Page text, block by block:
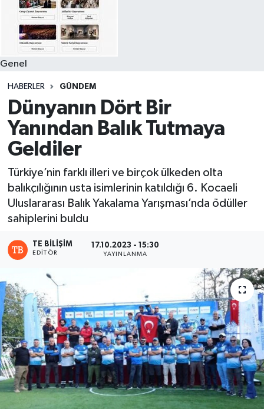
Genel
HABERLER GÜNDEM
Dünyanın Dört Bir
Yanından Balık Tutmaya
Geldiler
Türkiye’nin farklı illeri ve birçok ülkeden olta
balıkçılığının usta isimlerinin katıldığı 6. Kocaeli
Uluslararası Balık Yakalama Yarışması’nda ödüller
sahiplerini buldu
TE BILIŞIM
EDITÖR
17.10.2023 - 15:30
YAYINLANMA